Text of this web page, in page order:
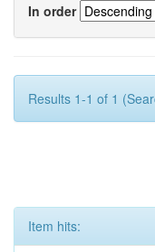
In order
Results 1-1 of 1
Item hits: